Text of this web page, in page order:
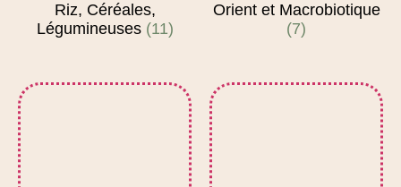
Riz, Céréales,
Légumineuses (11)
Orient et Macrobiotique
(7)